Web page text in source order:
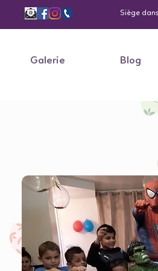
Siège
Galerie Blog